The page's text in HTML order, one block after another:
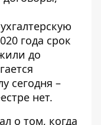
года срок
до
сегодня –
нет.
о том, когда